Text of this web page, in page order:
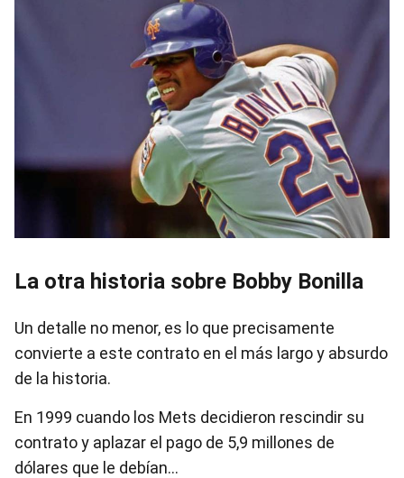
La otra historia sobre Bobby Bonilla
Un detalle no menor, es lo que precisamente
convierte a este contrato en el más largo y absurdo
de la historia.
En 1999 cuando los Mets decidieron rescindir su
contrato y aplazar el pago de 5,9 millones de
dólares que le debían…